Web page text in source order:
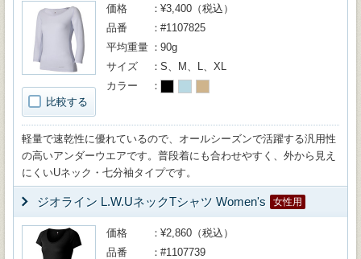
比較する
価格
¥3,400（税込）
品番
#1107825
平均重量
90g
サイズ
S、M、L、XL
カラー
軽量で速乾性に優れているので、オールシーズンで活躍する汎用性
の高いアンダーウエアです。普段着にも合わせやすく、外から見え
にくいUネック・七分袖タイプです。
ジオライン L.W.UネックTシャツ Women's 女性用
価格
¥2,860（税込）
品番
#1107739